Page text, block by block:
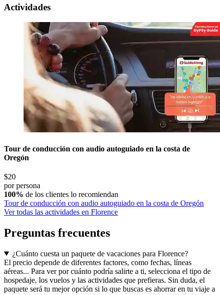
Actividades
Tour de conducción con audio autoguiado en la costa de
Oregón
$20
por persona
100% de los clientes lo recomiendan
Tour de conducción con audio autoguiado en la costa de Oregón
Ver todas las actividades en Florence
Preguntas frecuentes
¿Cuánto cuesta un paquete de vacaciones para Florence?
El precio depende de diferentes factores, como fechas, líneas
aéreas... Para ver por cuánto podría salirte a ti, selecciona el tipo de
hospedaje, los vuelos y las actividades que prefieras. Sin duda, el
paquete será tu mejor opción si lo que buscas es ahorrar en tu viaje a